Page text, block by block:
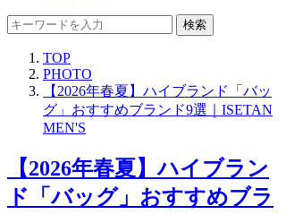
検索
TOP
PHOTO
【2026年春夏】ハイブランド「バッ
グ」おすすめブランド9選｜ISETAN
MEN'S
【2026年春夏】ハイブラン
ド「バッグ」おすすめブラ